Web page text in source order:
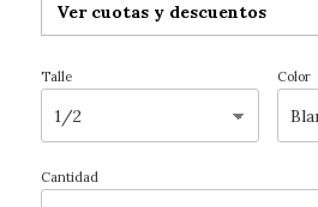
Ver cuotas y descuentos
Talle Color
Cantidad